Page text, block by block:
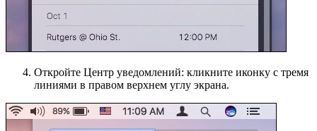
Откройте Центр уведомлений: кликните иконку с тремя
линиями в правом верхнем углу экрана.